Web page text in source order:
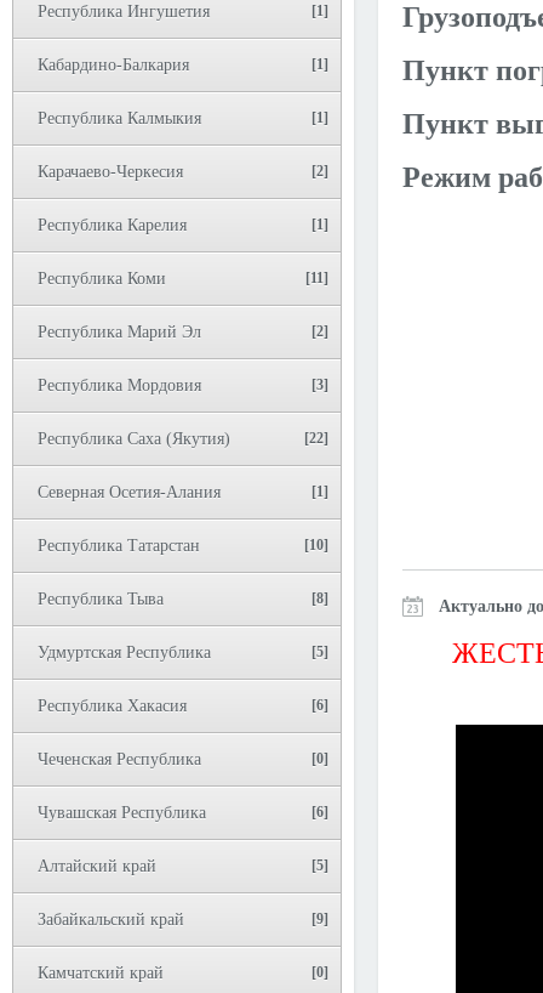
Республика Ингушетия [1]
Кабардино-Балкария [1]
Республика Калмыкия [1]
Карачаево-Черкесия [2]
Республика Карелия [1]
Республика Коми [11]
Республика Марий Эл [2]
Республика Мордовия [3]
Республика Саха (Якутия) [22]
Северная Осетия-Алания [1]
Республика Татарстан [10]
Республика Тыва [8]
Удмуртская Республика [5]
Республика Хакасия [6]
Чеченская Республика [0]
Чувашская Республика [6]
Алтайский край [5]
Забайкальский край [9]
Камчатский край [0]
Пункт
Пункт
Режим
Актуально